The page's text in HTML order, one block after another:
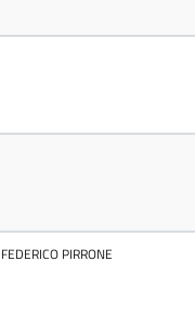
PIRRONE